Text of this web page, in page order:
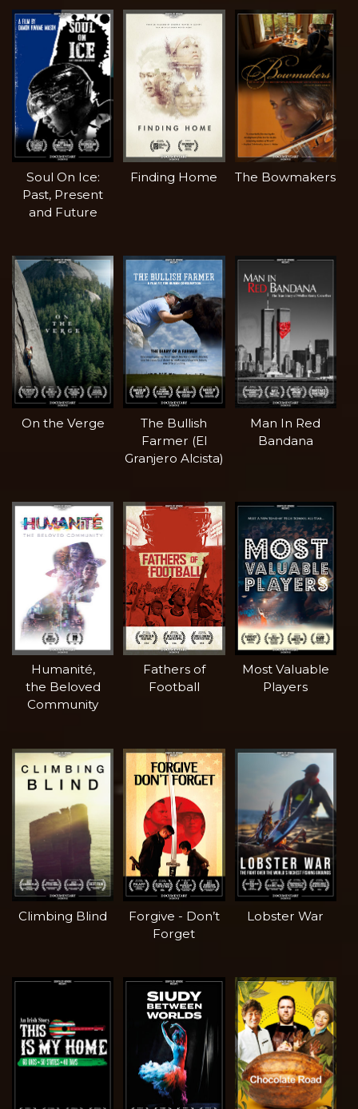
Soul On Ice:
Past, Present
and Future
Finding Home The Bowmakers
On the Verge
The Bullish
Farmer (El
Granjero Alcista)
Man In Red
Bandana
Humanité,
the Beloved
Community
Fathers of
Football
Most Valuable
Players
Climbing Blind
Forgive - Don’t
Forget
Lobster War